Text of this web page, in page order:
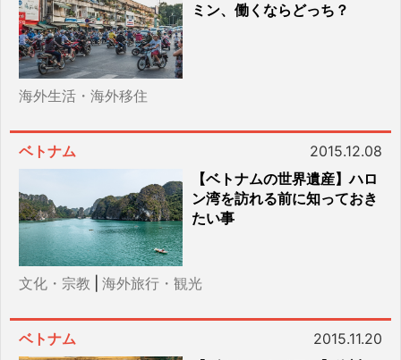
ミン、働くならどっち？
海外生活・海外移住
ベトナム
2015.12.08
【ベトナムの世界遺産】ハロ
ン湾を訪れる前に知っておき
たい事
文化・宗教 海外旅行・観光
ベトナム
2015.11.20